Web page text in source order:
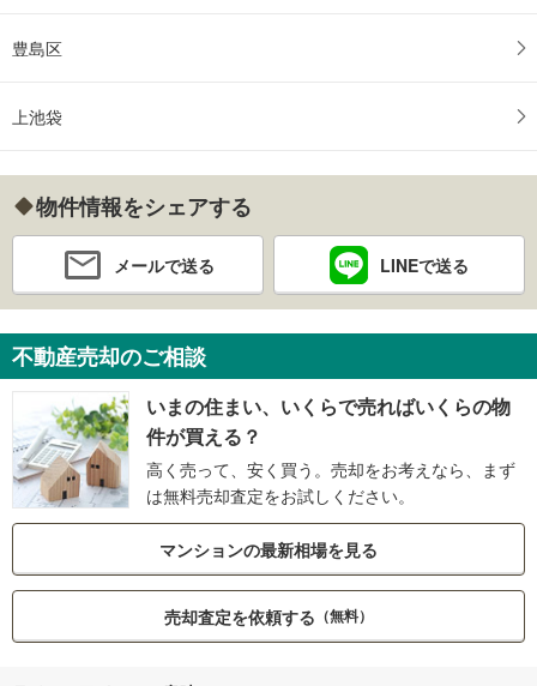
豊島区
上池袋
物件情報をシェアする
メールで送る LINEで送る
不動産売却のご相談
いまの住まい、いくらで売ればいくらの物
件が買える？
高く売って、安く買う。売却をお考えなら、まず
は無料売却査定をお試しください。
マンションの最新相場を見る
売却査定を依頼する （無料）